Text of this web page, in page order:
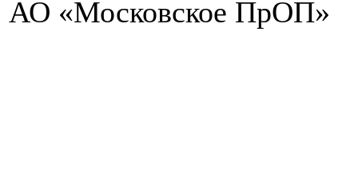
АО «Московское ПрОП»